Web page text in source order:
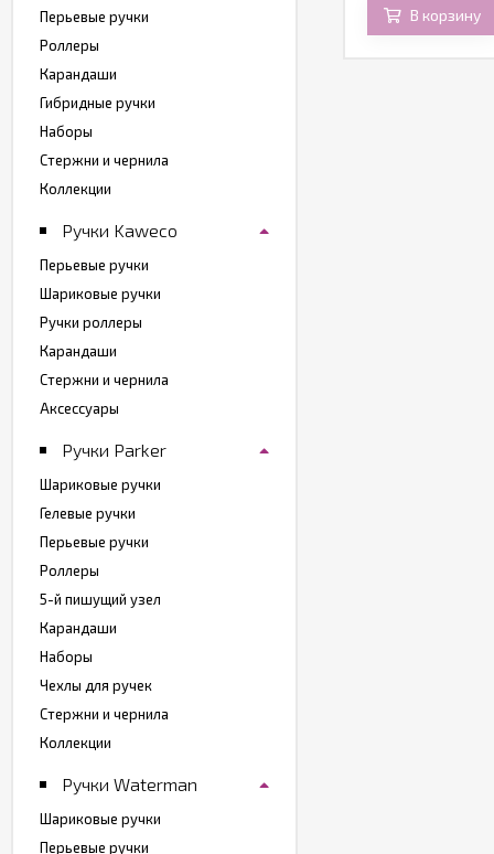
В корзину В корзину
Перьевые ручки
Роллеры
Карандаши
Гибридные ручки
Наборы
Стержни и чернила
Коллекции
Ручки Kaweco
Перьевые ручки
Шариковые ручки
Ручки роллеры
Карандаши
Стержни и чернила
Аксессуары
Ручки Parker
Шариковые ручки
Гелевые ручки
Перьевые ручки
Роллеры
5-й пишущий узел
Карандаши
Наборы
Чехлы для ручек
Стержни и чернила
Коллекции
Ручки Waterman
Шариковые ручки
Перьевые ручки